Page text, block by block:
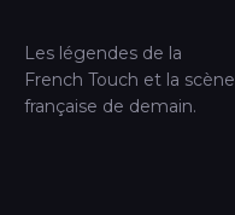
Les légendes de la
French Touch et la scène
française de demain.